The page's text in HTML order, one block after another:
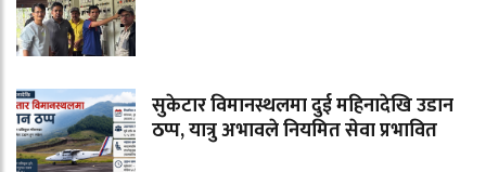
सुकेटार विमानस्थलमा दुई महिनादेखि उडान
ठप्प, यात्रु अभावले नियमित सेवा प्रभावित